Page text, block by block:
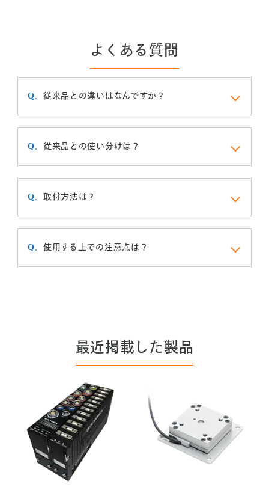
よくある質問
従来品との違いはなんですか？
従来品との使い分けは？
取付方法は？
使用する上での注意点は？
最近掲載した製品